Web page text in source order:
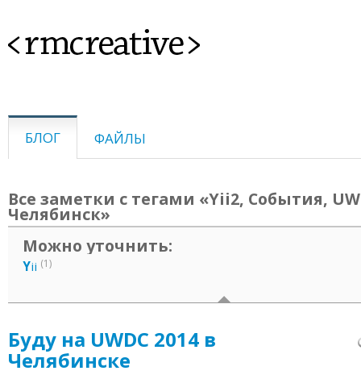
<rmcreative>
БЛОГ ФАЙЛЫ
Все заметки с тегами «Yii2, События,
Челябинск»
Можно уточнить:
Yii (1)
Буду на UWDC 2014 в
Челябинске